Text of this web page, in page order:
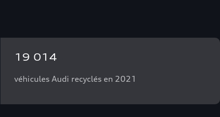
19 014
véhicules Audi recyclés en 2021